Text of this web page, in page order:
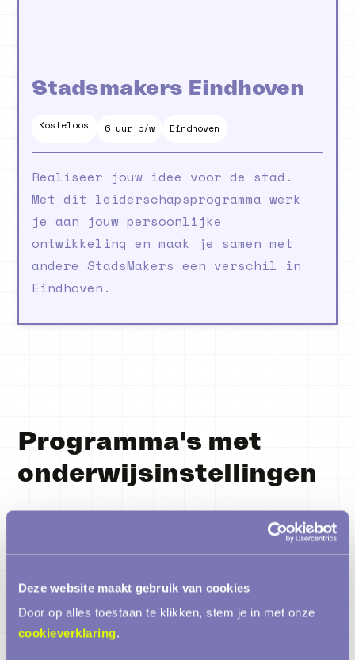
Deze website maakt gebruik van cookies
Door op alles toestaan te klikken, stem je in met onze
cookieverklaring.
Stadsmakers Eindhoven
Kosteloos
3maanden 6 uur p/w Eindhoven
Realiseer jouw idee voor de stad.
Met dit leiderschapsprogramma werk
je aan jouw persoonlijke
ontwikkeling en maak je samen met
andere StadsMakers een verschil in
Eindhoven.
Programma's met
onderwijsinstellingen